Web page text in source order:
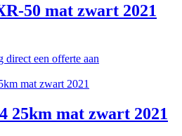
50 mat zwart 2021
direct een offerte aan
25km mat zwart 2021